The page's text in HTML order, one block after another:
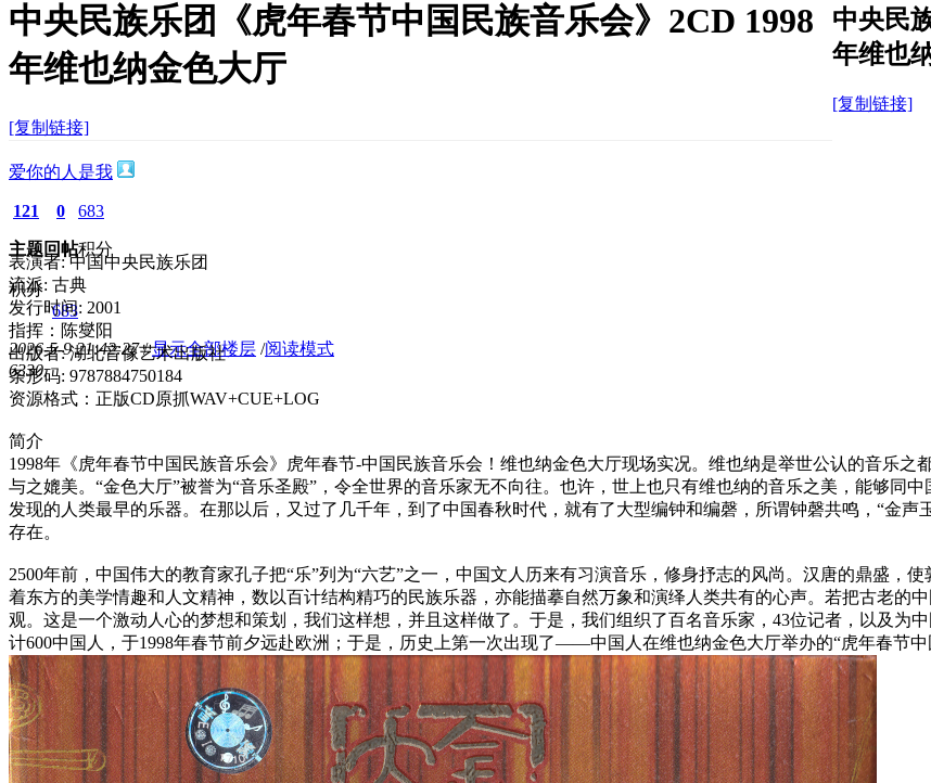
中央民族乐团《虎年春节中国民族音乐会》2CD 1998
年维也纳金色大厅
[复制链接]
中央民
年维也
[复制链接]
爱你的人是我
121
主题
0
回帖
683
积分
积分
683
2026-5-9 21:42:27 / 显示全部楼层 /阅读模式
6330
表演者: 中国中央民族乐团
流派: 古典
发行时间: 2001
指挥：陈燮阳
出版者: 湖北音像艺术出版社
条形码: 9787884750184
资源格式：正版CD原抓WAV+CUE+LOG
简介
1998年《虎年春节中国民族音乐会》虎年春节-中国民族音乐会！维也纳金色大厅现场实况。维也纳是举世公认的音乐
与之媲美。“金色大厅”被誉为“音乐圣殿”，令全世界的音乐家无不向往。也许，世上也只有维也纳的音乐之美，能够同
发现的人类最早的乐器。在那以后，又过了几千年，到了中国春秋时代，就有了大型编钟和编磬，所谓钟磬共鸣，“金
存在。
2500年前，中国伟大的教育家孔子把“乐”列为“六艺”之一，中国文人历来有习演音乐，修身抒志的风尚。汉唐的鼎盛，
着东方的美学情趣和人文精神，数以百计结构精巧的民族乐器，亦能描摹自然万象和演绎人类共有的心声。若把古老的
观。这是一个激动人心的梦想和策划，我们这样想，并且这样做了。于是，我们组织了百名音乐家，43位记者，以及为
计600中国人，于1998年春节前夕远赴欧洲；于是，历史上第一次出现了——中国人在维也纳金色大厅举办的“虎年春节中